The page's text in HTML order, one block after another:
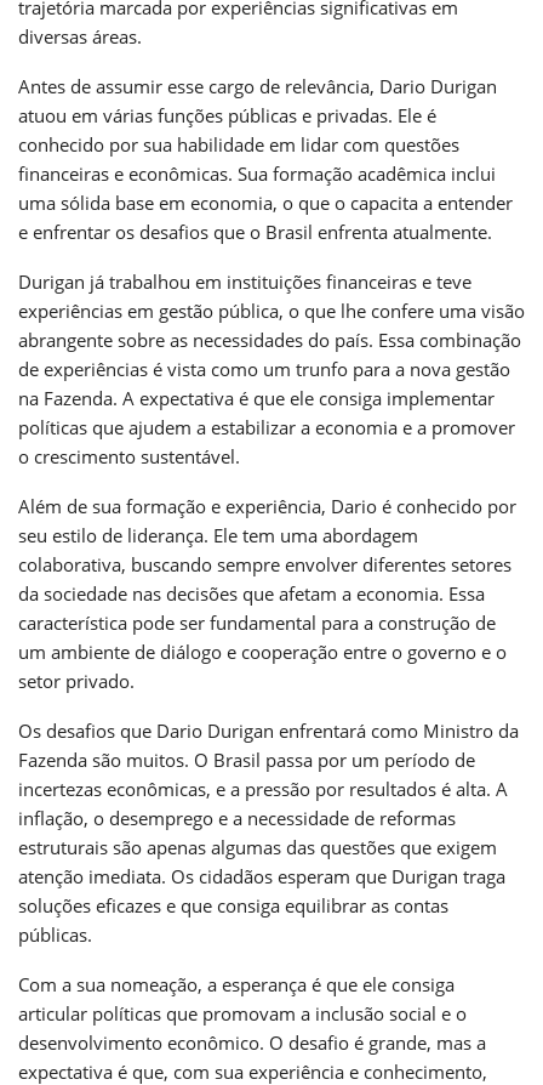
trajetória marcada por experiências significativas em
diversas áreas.
Antes de assumir esse cargo de relevância, Dario Durigan
atuou em várias funções públicas e privadas. Ele é
conhecido por sua habilidade em lidar com questões
financeiras e econômicas. Sua formação acadêmica inclui
uma sólida base em economia, o que o capacita a entender
e enfrentar os desafios que o Brasil enfrenta atualmente.
Durigan já trabalhou em instituições financeiras e teve
experiências em gestão pública, o que lhe confere uma visão
abrangente sobre as necessidades do país. Essa combinação
de experiências é vista como um trunfo para a nova gestão
na Fazenda. A expectativa é que ele consiga implementar
políticas que ajudem a estabilizar a economia e a promover
o crescimento sustentável.
Além de sua formação e experiência, Dario é conhecido por
seu estilo de liderança. Ele tem uma abordagem
colaborativa, buscando sempre envolver diferentes setores
da sociedade nas decisões que afetam a economia. Essa
característica pode ser fundamental para a construção de
um ambiente de diálogo e cooperação entre o governo e o
setor privado.
Os desafios que Dario Durigan enfrentará como Ministro da
Fazenda são muitos. O Brasil passa por um período de
incertezas econômicas, e a pressão por resultados é alta. A
inflação, o desemprego e a necessidade de reformas
estruturais são apenas algumas das questões que exigem
atenção imediata. Os cidadãos esperam que Durigan traga
soluções eficazes e que consiga equilibrar as contas
públicas.
Com a sua nomeação, a esperança é que ele consiga
articular políticas que promovam a inclusão social e o
desenvolvimento econômico. O desafio é grande, mas a
expectativa é que, com sua experiência e conhecimento,